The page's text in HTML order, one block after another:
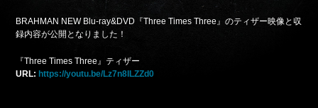
BRAHMAN NEW Blu-ray&DVD『Three Times Three』のティザー映像と収
録内容が公開となりました！
『Three Times Three』ティザー
URL: https://youtu.be/Lz7n8ILZZd0